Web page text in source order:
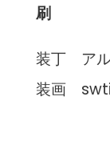
刷
装丁 ア
装画